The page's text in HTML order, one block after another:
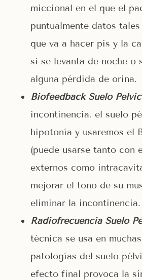
miccional en el que el
puntualmente datos
que va a hacer pis y la
si se levanta de noche o
alguna pérdida de orina.
Biofeedback Suelo
incontinencia, el suelo
hipotonía y usaremos el
(puede usarse tanto con
externos como
mejorar el tono de su
eliminar la incontinencia.
Radiofrecuencia Suelo
técnica se usa en
patologías del suelo
efecto final provoca la